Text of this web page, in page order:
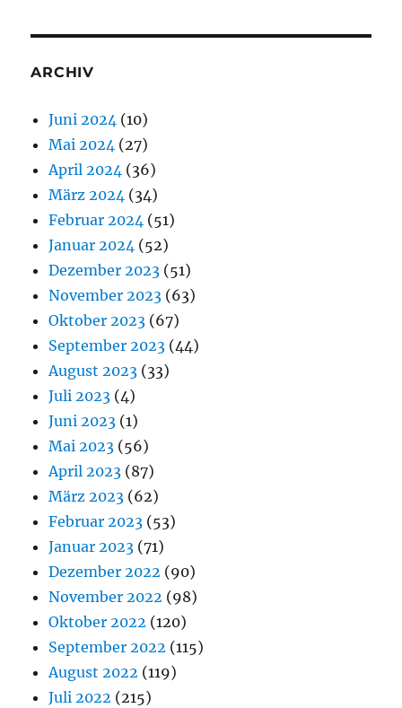
ARCHIV
Juni 2024 (10)
Mai 2024 (27)
April 2024 (36)
März 2024 (34)
Februar 2024 (51)
Januar 2024 (52)
Dezember 2023 (51)
November 2023 (63)
Oktober 2023 (67)
September 2023 (44)
August 2023 (33)
Juli 2023 (4)
Juni 2023 (1)
Mai 2023 (56)
April 2023 (87)
März 2023 (62)
Februar 2023 (53)
Januar 2023 (71)
Dezember 2022 (90)
November 2022 (98)
Oktober 2022 (120)
September 2022 (115)
August 2022 (119)
Juli 2022 (215)